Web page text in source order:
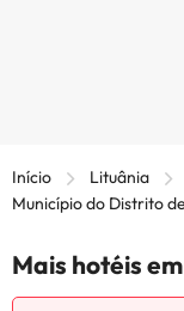
Início Lituânia
Município do Distrito
Mais hotéis